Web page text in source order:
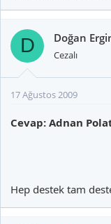
D Doğan
Cezalı
17 Ağustos 2009
Cevap: Adnan
Hep destek tam